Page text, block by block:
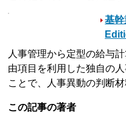
基
人事管理から定型の給与
由項目を利用した独自の
ことで、人事異動の判断
この記事の著者